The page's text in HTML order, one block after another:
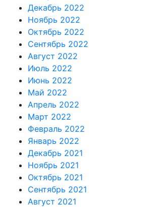
Декабрь 2022
Ноябрь 2022
Октябрь 2022
Сентябрь 2022
Август 2022
Июль 2022
Июнь 2022
Май 2022
Апрель 2022
Март 2022
Февраль 2022
Январь 2022
Декабрь 2021
Ноябрь 2021
Октябрь 2021
Сентябрь 2021
Август 2021